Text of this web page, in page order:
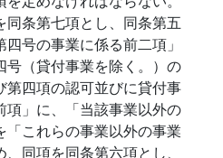
同条第七項とし、同条第五
号の事業に係る前二項」
号（貸付事業を除く。）の
第四項の認可並びに貸付事
項」に、「当該事業以外の
これらの事業以外の事業
同項を同条第六項とし、